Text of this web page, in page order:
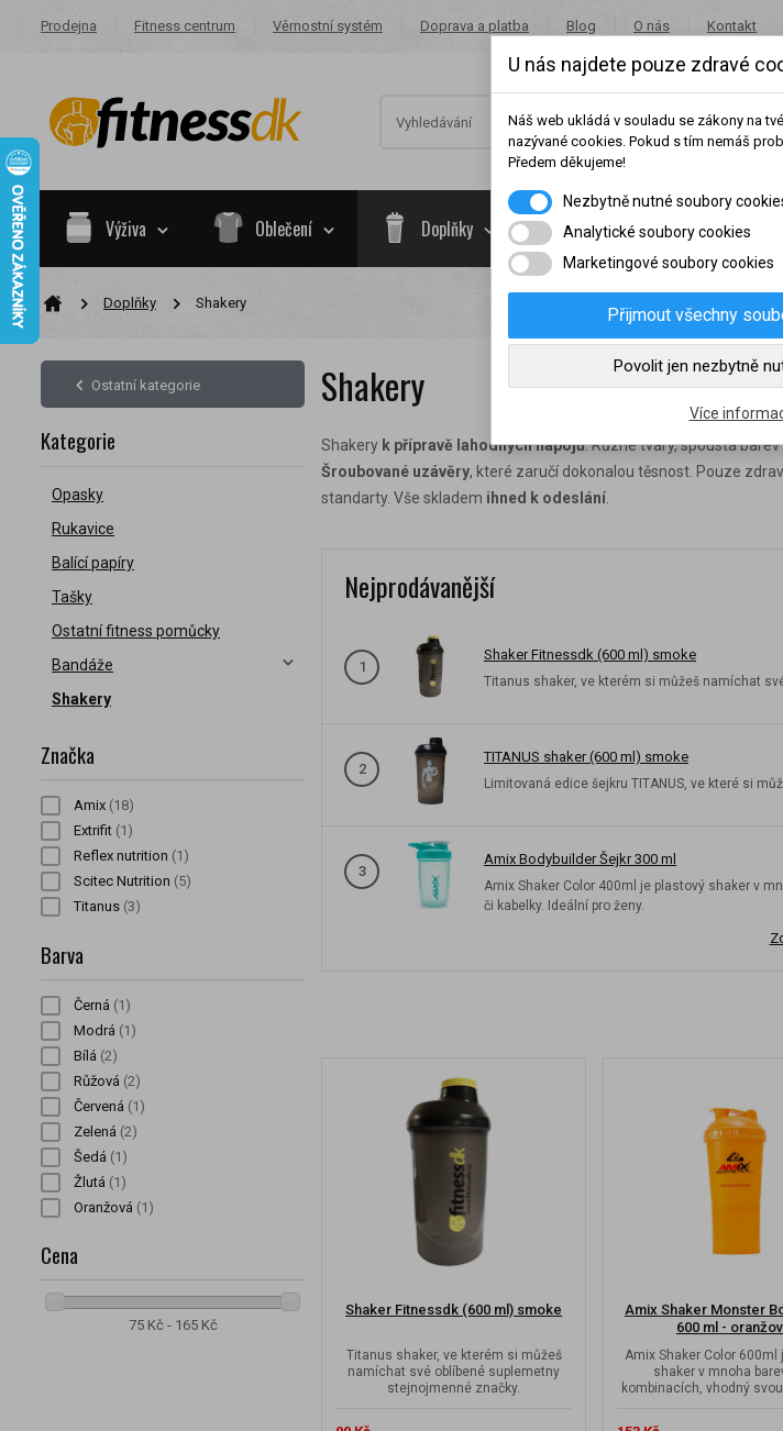
Prodejna Fitness centrum Věrnostní systém Doprava a platba Blog O nás Kontakt
Výživa Oblečení Doplňky Potraviny Akce
Doplňky Shakery
Ostatní kategorie
Kategorie
Opasky
Rukavice
Balící papíry
Tašky
Ostatní fitness pomůcky
Bandáže
Shakery
Značka
Amix (18)
Extrifit (1)
Reflex nutrition (1)
Scitec Nutrition (5)
Titanus (3)
Barva
Černá (1)
Modrá (1)
Bílá (2)
Růžová (2)
Červená (1)
Zelená (2)
Šedá (1)
Žlutá (1)
Oranžová (1)
Cena
75 Kč - 165 Kč
Shakery
Shakery k přípravě lahodných nápojů. Různé tvary, spousta
Šroubované uzávěry, které zaručí dokonalou těsnost. Pouze
standarty. Vše skladem ihned k odeslání
Nejprodávanější
1
Shaker Fitnessdk (600 ml) smoke
Titanus shaker, ve kterém si můžeš namíchat
2
TITANUS shaker (600 ml) smoke
Limitovaná edice šejkru TITANUS, ve které si
3
Amix Bodybuilder Šejkr 300 ml
Amix Shaker Color 400ml je plastový shaker v
či kabelky. Ideální pro ženy.
Shaker Fitnessdk (600 ml) smoke
Titanus shaker, ve kterém si můžeš
namíchat své oblíbené suplemetny
stejnojmenné značky.
Amix Shaker Monster
600 ml -
Amix Shaker Color 600ml
shaker v mnoha
kombinacích, vhodný
Nákupy za poslední rok:
Nyní spadáte do věrnostní skupiny:
U nás najdete pouze zdravé
Náš web ukládá v souladu se zákony na
nazývané cookies. Pokud s tím nemáš
Předem děkujeme!
Nezbytně nutné soubory
Analytické soubory cookies
Marketingové soubory cookies
Přijmout všechny
Povolit jen nezbytně
Více